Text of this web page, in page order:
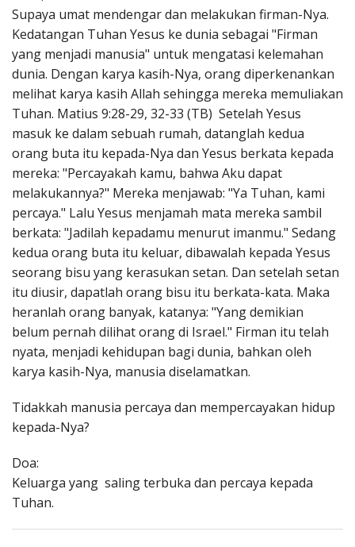
Supaya umat mendengar dan melakukan firman-Nya.
Kedatangan Tuhan Yesus ke dunia sebagai "Firman
yang menjadi manusia" untuk mengatasi kelemahan
dunia. Dengan karya kasih-Nya, orang diperkenankan
melihat karya kasih Allah sehingga mereka memuliakan
Tuhan. Matius 9:28-29, 32-33 (TB) Setelah Yesus
masuk ke dalam sebuah rumah, datanglah kedua
orang buta itu kepada-Nya dan Yesus berkata kepada
mereka: "Percayakah kamu, bahwa Aku dapat
melakukannya?" Mereka menjawab: "Ya Tuhan, kami
percaya." Lalu Yesus menjamah mata mereka sambil
berkata: "Jadilah kepadamu menurut imanmu." Sedang
kedua orang buta itu keluar, dibawalah kepada Yesus
seorang bisu yang kerasukan setan. Dan setelah setan
itu diusir, dapatlah orang bisu itu berkata-kata. Maka
heranlah orang banyak, katanya: "Yang demikian
belum pernah dilihat orang di Israel." Firman itu telah
nyata, menjadi kehidupan bagi dunia, bahkan oleh
karya kasih-Nya, manusia diselamatkan.
Tidakkah manusia percaya dan mempercayakan hidup
kepada-Nya?
Doa:
Keluarga yang saling terbuka dan percaya kepada
Tuhan.